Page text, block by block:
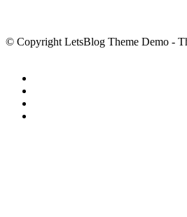
© Copyright LetsBlog Theme Demo -